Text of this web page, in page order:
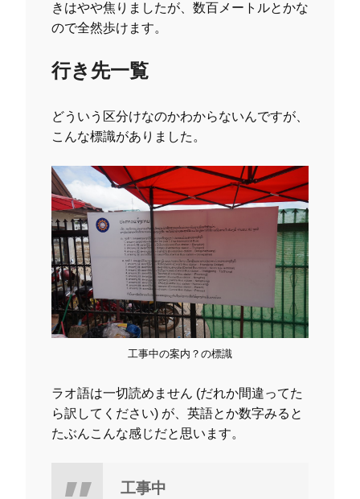
きはやや焦りましたが、数百メートルとかな
ので全然歩けます。
行き先一覧
どういう区分けなのかわからないんですが、
こんな標識がありました。
工事中の案内？の標識
ラオ語は一切読めません (だれか間違ってた
ら訳してください) が、英語とか数字みると
たぶんこんな感じだと思います。
工事中